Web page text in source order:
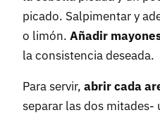
picado. Salpimentar y
o limón. Añadir
la consistencia deseada.
Para servir, abrir cada
separar las dos